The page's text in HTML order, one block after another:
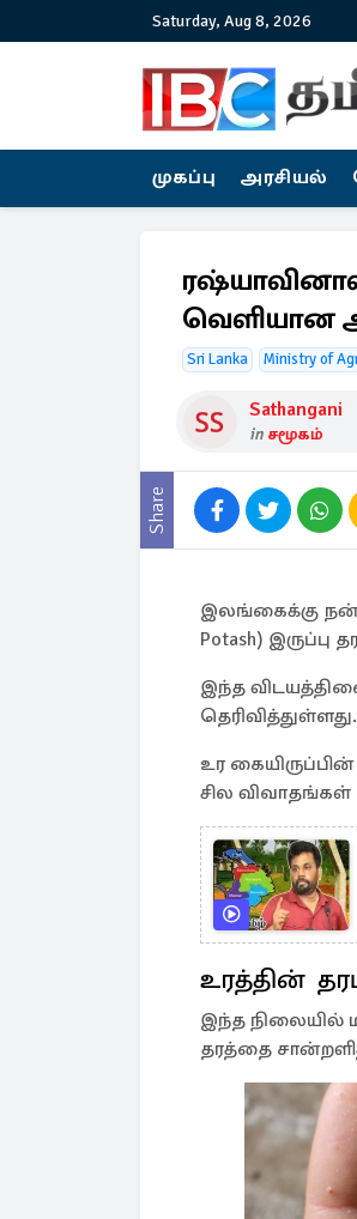
Saturday, Aug 8, 2026
முகப்பு அரசியல்
வெளியான
Sri Lanka Ministry of
Sathangani
in சமூகம்
Share
இலங்கைக்கு
Potash) இருப்பு
இந்த
தெரிவித்துள்ளது.
உர
சில விவாதங்கள்
உரத்தின்
இந்த நிலையில்
தரத்தை